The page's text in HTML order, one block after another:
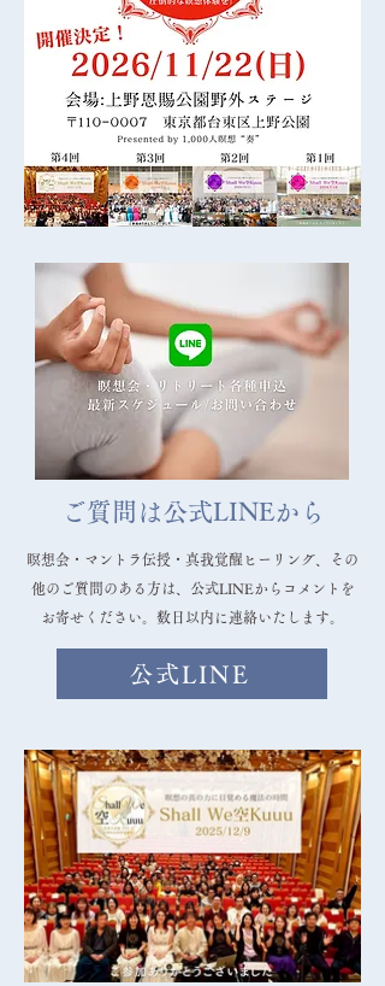
いました！
ご質問は公式LINEから
瞑想会・マントラ伝授・真我覚醒ヒーリング、その
他のご質問のある方は、公式LINEからコメントを
お寄せください。数日以内に連絡いたします。
公式LINE